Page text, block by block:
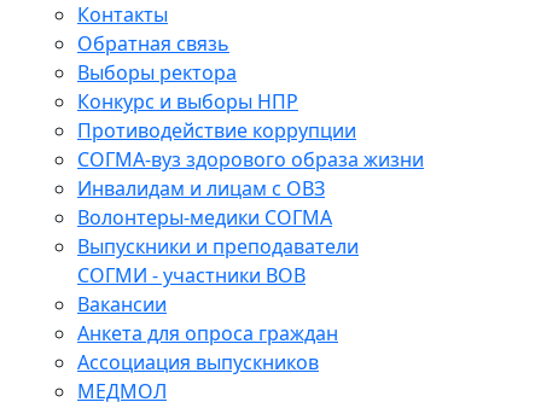
Контакты
Обратная связь
Выборы ректора
Конкурс и выборы НПР
Противодействие коррупции
СОГМА-вуз здорового образа жизни
Инвалидам и лицам с ОВЗ
Волонтеры-медики СОГМА
Выпускники и преподаватели
СОГМИ - участники ВОВ
Вакансии
Анкета для опроса граждан
Ассоциация выпускников
МЕДМОЛ